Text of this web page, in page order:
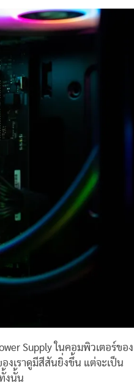
Supply ในคอมพิวเตอร์ของ
องเราดูมีสีสันยิ่งขึ้น แต่จะเป็น
งนั้น